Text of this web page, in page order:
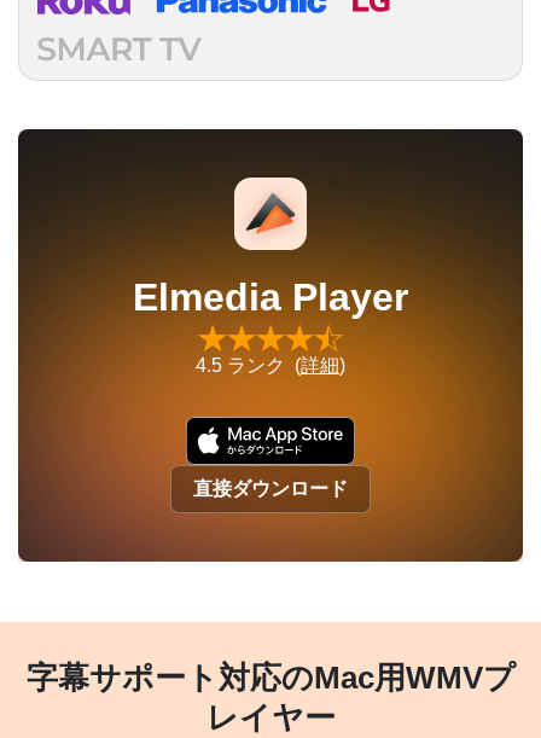
Elmedia Player
4.5 ランク (詳細)
直接ダウンロード
字幕サポート対応のMac用WMVプ
レイヤー